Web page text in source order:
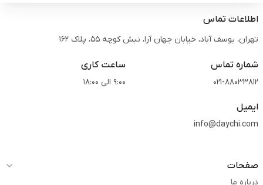
اطلاعات تماس
تهران، یوسف آباد، خیابان جهان آرا، نبش کوچه 55، پلاک 162
شماره تماس
021-88033812
ساعت کاری
9:00 الی 18:00
ایمیل
info@daychi.com
صفحات
درباره ما